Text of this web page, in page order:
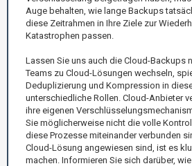
Auge behalten, wie lange Backups
diese Zeitrahmen in Ihre Ziele zur
Katastrophen passen.
Lassen Sie uns auch die Cloud-Backups
Teams zu Cloud-Lösungen wechseln,
Deduplizierung und Kompression in
unterschiedliche Rollen. Cloud-Anbieter
ihre eigenen
Sie möglicherweise nicht die volle
diese Prozesse miteinander verbunden
Cloud-Lösung angewiesen sind, ist es
machen. Informieren Sie sich darüber,